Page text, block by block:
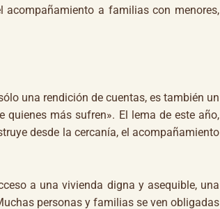
acompañamiento a familias con menores,
una rendición de cuentas, es también un
más sufren». El lema de este año,
desde la cercanía, el acompañamiento
a una vivienda digna y asequible, una
personas y familias se ven obligadas